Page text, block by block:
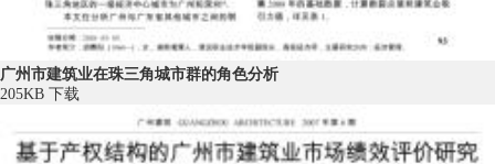
广州市建筑业在珠三角城市群的角色分析
205KB 下载